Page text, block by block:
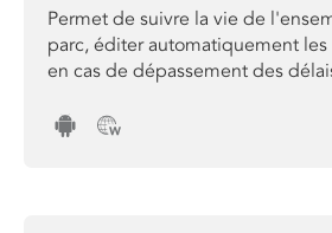
Permet de suivre la vie de
parc, éditer automatiquement
en cas de dépassement des